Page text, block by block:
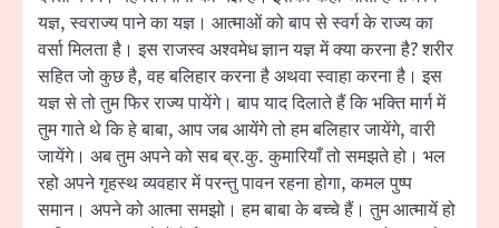
यज्ञ, स्वराज्य पाने का यज्ञ। आत्माओं को बाप से स्वर्ग के राज्य का
वर्सा मिलता है। इस राजस्व अश्वमेध ज्ञान यज्ञ में क्या करना है? शरीर
सहित जो कुछ है, वह बलिहार करना है अथवा स्वाहा करना है। इस
यज्ञ से तो तुम फिर राज्य पायेंगे। बाप याद दिलाते हैं कि भक्ति मार्ग में
तुम गाते थे कि हे बाबा, आप जब आयेंगे तो हम बलिहार जायेंगे, वारी
जायेंगे। अब तुम अपने को सब ब्र.कु. कुमारियाँ तो समझते हो। भल
रहो अपने गृहस्थ व्यवहार में परन्तु पावन रहना होगा, कमल पुष्प
समान। अपने को आत्मा समझो। हम बाबा के बच्चे हैं। तुम आत्मायें हो